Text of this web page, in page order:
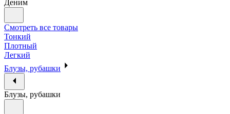
Деним
Смотреть все товары
Тонкий
Плотный
Легкий
Блузы, рубашки
Блузы, рубашки